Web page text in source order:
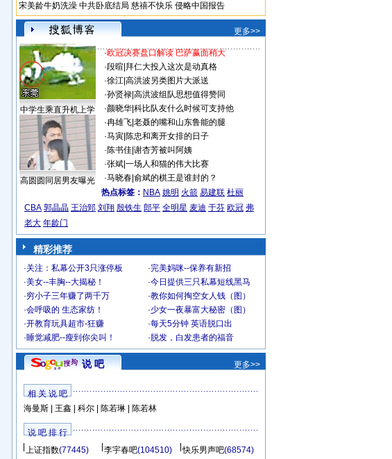
宋美龄牛奶洗澡 中共卧底结局 慈禧不快乐 侵略中国报告
更多>>
中学生乘直升机上学
高圆圆同居男友曝光
·欧冠决赛盘口解读 巴萨赢面稍大
·段暄 拜仁大投入这次是动真格
·徐江| 高洪波另类图片大派送
·孙贤禄| 高洪波组队思想值得赞同
·颜晓华| 科比队友什么时候可支持他
·冉雄飞| 老聂的嘴和山东鲁能的腿
·马寅| 陈忠和离开女排的日子
·陈书佳| 谢杏芳被叫阿姨
·张斌| 一场人和猫的伟大比赛
·马晓春| 俞斌的棋王是谁封的？
热点标签： NBA 姚明 火箭 易建联 杜丽
CBA 郭晶晶 王治郅 刘翔 殷铁生 郎平 全明星 麦迪 于芬 欧冠 弗
老大 年龄门
精彩推荐
·关注：私幕公开3只涨停板 ·完美妈咪--保养有新招
·美女--丰胸--大揭秘！ ·今日提供三只私幕短线黑马
·穷小子三年赚了两千万 ·教你如何掏空女人钱（图）
·会呼吸的 生态家纺！ ·少女一夜暴富大秘密（图）
·开教育玩具超市-狂赚 ·每天5分钟 英语脱口出
·睡觉减肥--瘦到你尖叫！ · 脱发，白发患者的福音
说 吧 更多>>
相 关 说 吧
海曼斯| 王鑫 科尔| 陈若琳| 陈若林
说 吧 排 行
上证指数(77445) 李宇春吧(104510) 快乐男声吧(68574)